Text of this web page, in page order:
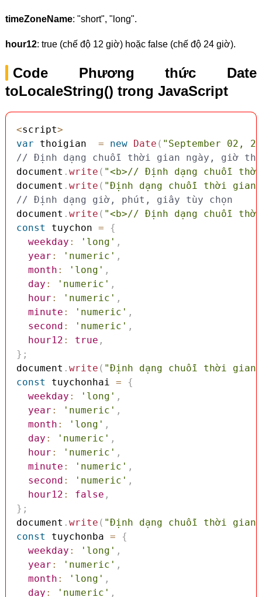
timeZoneName: "short", "long".
hour12: true (chế độ 12 giờ) hoặc false (chế độ 24 giờ).
Code Phương thức Date
toLocaleString() trong JavaScript
<script>
var thoigian = new Date ( "September 02,
// Định dạng chuỗi thời gian ngày, giờ
document . write ( "<b>// Định dạng chuỗi
document . write ( "Định dạng chuỗi thời gian
// Định dạng giờ, phút, giây tùy chọn
document . write ( "<b>// Định dạng chuỗi
const
tuychon =
{
weekday : 'long' ,
year : 'numeric' ,
month : 'long' ,
day : 'numeric' ,
hour : 'numeric' ,
minute : 'numeric' ,
second : 'numeric' ,
hour12 : true ,
} ;
document . write ( "Định dạng chuỗi thời
const
tuychonhai =
{
weekday : 'long' ,
year : 'numeric' ,
month : 'long' ,
day : 'numeric' ,
hour : 'numeric' ,
minute : 'numeric' ,
second : 'numeric' ,
hour12 : false ,
} ;
document . write ( "Định dạng chuỗi thời
const
tuychonba =
{
weekday : 'long' ,
year : 'numeric' ,
month : 'long' ,
day : 'numeric' ,